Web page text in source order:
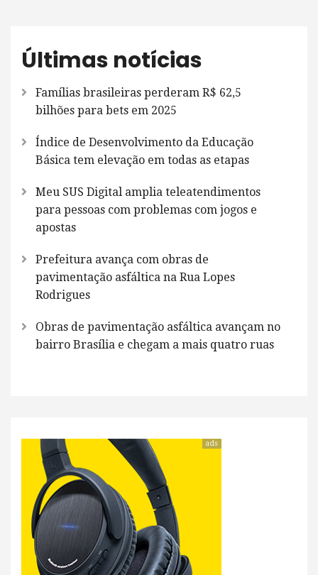
Últimas notícias
Famílias brasileiras perderam R$ 62,5
bilhões para bets em 2025
Índice de Desenvolvimento da Educação
Básica tem elevação em todas as etapas
Meu SUS Digital amplia teleatendimentos
para pessoas com problemas com jogos e
apostas
Prefeitura avança com obras de
pavimentação asfáltica na Rua Lopes
Rodrigues
Obras de pavimentação asfáltica avançam no
bairro Brasília e chegam a mais quatro ruas
ads